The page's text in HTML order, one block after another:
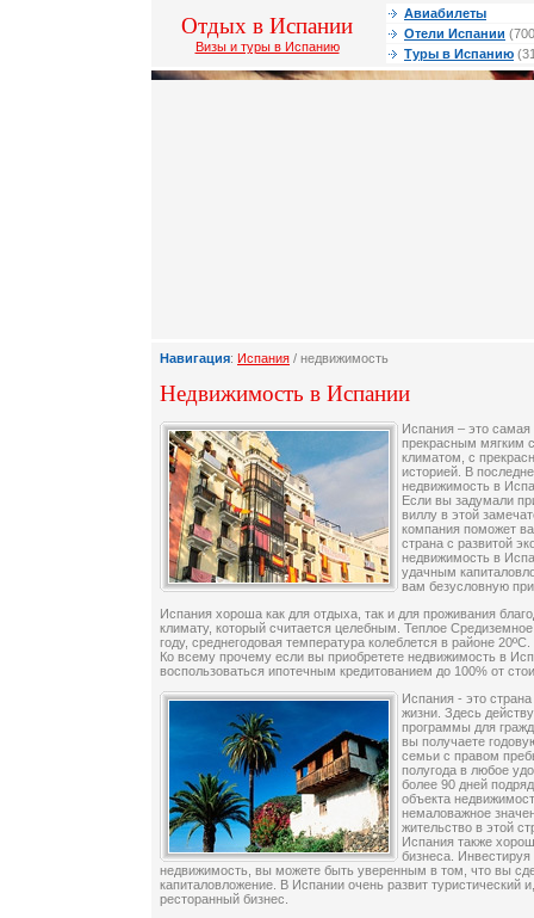
Отдых в Испании
Визы и туры в Испанию
Авиабилеты
Отели Испании
Туры в Испанию
Навигация: Испания / недвижимость
Недвижимость в Испании
Испания – это
прекрасным мягким
климатом, с
историей. В
недвижимость в
Если вы задумали
виллу в этой
компания поможет
страна с развитой
недвижимость в
удачным
вам безусловную
Испания хороша как для отдыха, так и для проживания
климату, который считается целебным. Теплое
году, среднегодовая температура колеблется в районе 20ºС.
Ко всему прочему если вы приобретете недвижимость в
воспользоваться ипотечным кредитованием до 100% от
Испания - это
жизни. Здесь
программы для
вы получаете
семьи с правом
полугода в любое
более 90 дней
объекта
немаловажное
жительство в этой
Испания также
бизнеса.
недвижимость, вы можете быть уверенным в том, что вы
капиталовложение. В Испании очень развит туристический
ресторанный бизнес.